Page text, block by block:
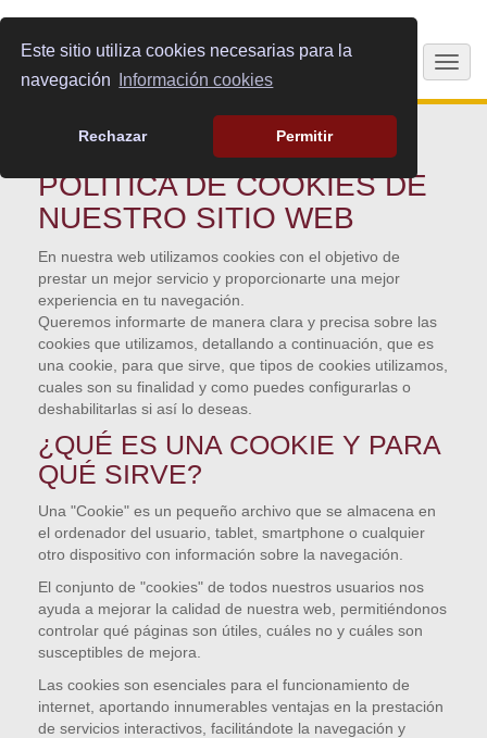
Este sitio utiliza cookies necesarias para la
navegación
Información cookies
Rechazar Permitir
POLÍTICA DE COOKIES
POLÍTICA DE COOKIES DE
NUESTRO SITIO WEB
En nuestra web utilizamos cookies con el objetivo de
prestar un mejor servicio y proporcionarte una mejor
experiencia en tu navegación.
Queremos informarte de manera clara y precisa sobre las
cookies que utilizamos, detallando a continuación, que es
una cookie, para que sirve, que tipos de cookies utilizamos,
cuales son su finalidad y como puedes configurarlas o
deshabilitarlas si así lo deseas.
¿QUÉ ES UNA COOKIE Y PARA
QUÉ SIRVE?
Una "Cookie" es un pequeño archivo que se almacena en
el ordenador del usuario, tablet, smartphone o cualquier
otro dispositivo con información sobre la navegación.
El conjunto de "cookies" de todos nuestros usuarios nos
ayuda a mejorar la calidad de nuestra web, permitiéndonos
controlar qué páginas son útiles, cuáles no y cuáles son
susceptibles de mejora.
Las cookies son esenciales para el funcionamiento de
internet, aportando innumerables ventajas en la prestación
de servicios interactivos, facilitándote la navegación y